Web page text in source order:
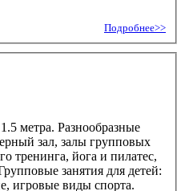
Подробнее>>
метра. Разнообразные
зал, залы групповых
тренинга, йога и пилатес,
занятия для детей:
игровые виды спорта.